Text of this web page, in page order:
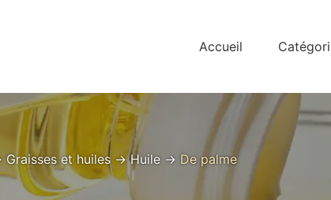
Accueil
Graisses et huiles→Huile → De palme